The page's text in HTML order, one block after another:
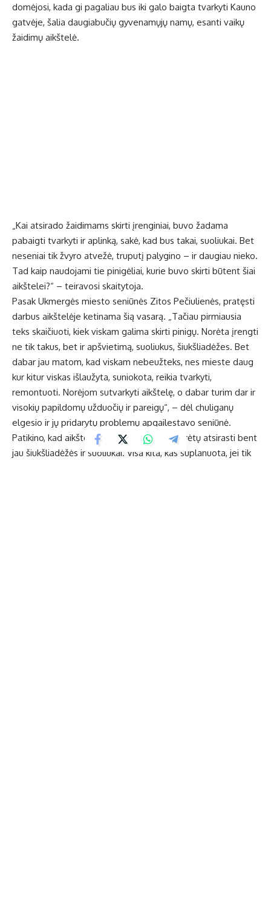
domėjosi, kada gi pagaliau bus iki galo baigta tvarkyti Kauno
gatvėje, šalia daugiabučių gyvenamųjų namų, esanti vaikų
žaidimų aikštelė.
„Kai atsirado žaidimams skirti įrenginiai, buvo žadama
pabaigti tvarkyti ir aplinką, sakė, kad bus takai, suoliukai. Bet
neseniai tik žvyro atvežė, truputį palygino – ir daugiau nieko.
Tad kaip naudojami tie pinigėliai, kurie buvo skirti būtent šiai
aikštelei?“ – teiravosi skaitytoja.
Pasak Ukmergės miesto seniūnės Zitos Pečiulienės, pratęsti
darbus aikštelėje ketinama šią vasarą. „Tačiau pirmiausia
teks skaičiuoti, kiek viskam galima skirti pinigų. Norėta įrengti
ne tik takus, bet ir apšvietimą, suoliukus, šiukšliadėžes. Bet
dabar jau matom, kad viskam nebeužteks, nes mieste daug
kur kitur viskas išlaužyta, suniokota, reikia tvarkyti,
remontuoti. Norėjom sutvarkyti aikštelę, o dabar turim dar ir
visokių papildomų užduočių ir pareigų“, – dėl chuliganų
elgesio ir jų pridarytų problemų apgailestavo seniūnė.
Patikino, kad aikštelėje artimiausiu metu turėtų atsirasti bent
jau šiukšliadėžės ir suoliukai. Visa kita, kas suplanuota, jei tik